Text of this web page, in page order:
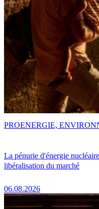
La pénurie d'énergie
libéralisation du marché
06.08.2026
PROENERGIE,